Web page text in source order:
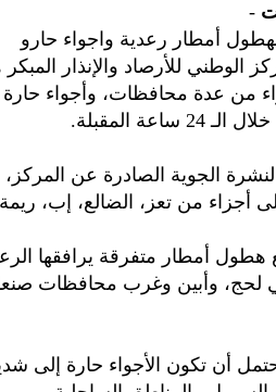
-
أمطار رعدية واجواء حارو
الوطني للأرصاد والإنذار
من عدة محافظات، وأجواء
24 ساعة المقبلة.
الجوية الصادرة عن
أجزاء من تعز، الضالع، إب،
هطول أمطار متفرقة يرافقها
لحج، وأبين وغرب محافظات
أن تكون الأجواء حارة إلى